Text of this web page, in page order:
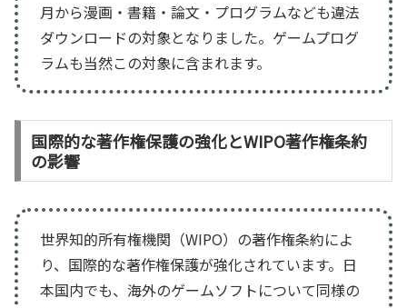
月から漫画・書籍・論文・プログラムなども違法
ダウンロードの対象となりました。ゲームプログ
ラムも当然この対象に含まれます。
国際的な著作権保護の強化とWIPO著作権条約
の影響
世界知的所有権機関（WIPO）の著作権条約によ
り、国際的な著作権保護が強化されています。日
本国内でも、海外のゲームソフトについて同様の